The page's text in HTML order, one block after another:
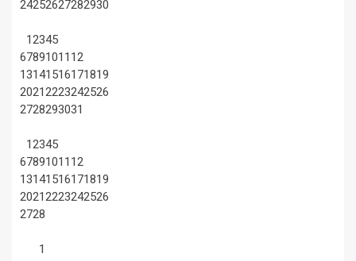
24252627282930
12345
67891011 12
13141516171819
20212223242526
2728293031
12345
67891011 12
13141516171819
20212223242526
2728
1